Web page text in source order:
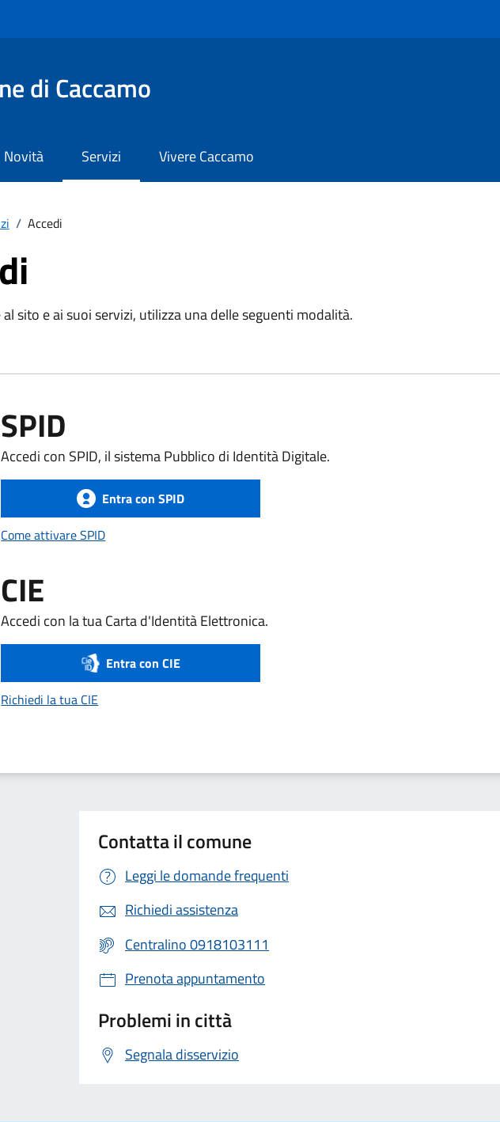
di Caccamo
Novità Servizi Vivere Caccamo
/ Accedi
al sito e ai suoi servizi, utilizza una delle seguenti modalità.
SPID
Accedi con SPID, il sistema Pubblico di Identità Digitale.
Entra con SPID
Come attivare SPIDCome attivare SPID
CIE
Accedi con la tua Carta d'Identità Elettronica.
Entra con CIE
Richiedi la tua CIERichiedi la tua CIE
Contatta il comune
Leggi le domande frequenti
Richiedi assistenza
Centralino 0918103111
Prenota appuntamento
Problemi in città
Segnala disservizio